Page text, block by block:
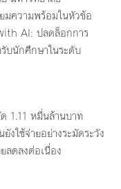
มความพร้อมในหัวข้อ
AI: ปลดล็อกการ
บนักศึกษาในระดับ
1.11 หมื่นล้านบาท
ใช้จ่ายอย่างระมัดระวัง
ลดลงต่อเนื่อง